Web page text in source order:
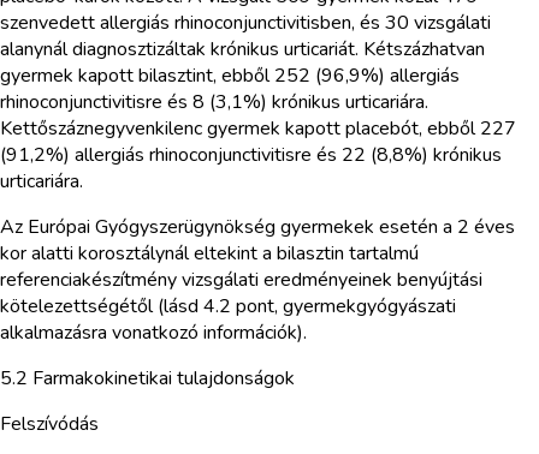
szenvedett allergiás rhinoconjunctivitisben, és 30 vizsgálati
alanynál diagnosztizáltak krónikus urticariát. Kétszázhatvan
gyermek kapott bilasztint, ebből 252 (96,9%) allergiás
rhinoconjunctivitisre és 8 (3,1%) krónikus urticariára.
Kettőszáznegyvenkilenc gyermek kapott placebót, ebből 227
(91,2%) allergiás rhinoconjunctivitisre és 22 (8,8%) krónikus
urticariára.
Az Európai Gyógyszerügynökség gyermekek esetén a 2 éves
kor alatti korosztálynál eltekint a bilasztin tartalmú
referenciakészítmény vizsgálati eredményeinek benyújtási
kötelezettségétől (lásd 4.2 pont, gyermekgyógyászati
alkalmazásra vonatkozó információk).
5.2 Farmakokinetikai tulajdonságok
Felszívódás